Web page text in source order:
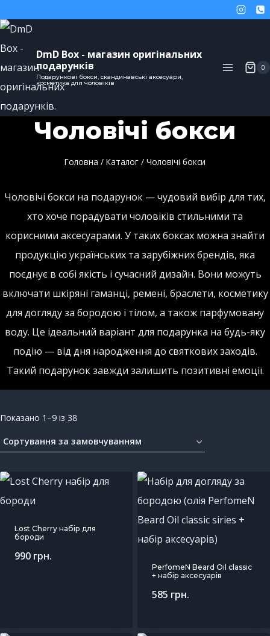
DmD Box - магазин оригінальних
подарунків
Подарункові бокси, скандинавські аксесуари,
косметика для чоловіків
0
Чоловічі бокси
Головна / Каталог / Чоловічі бокси
Чоловічі бокси на подарунок — чудовий вибір для тих,
хто хоче порадувати чоловіків стильними та
корисними аксесуарами. У таких боксах можна знайти
продукцію українських та зарубіжних брендів, яка
поєднує в собі якість і сучасний дизайн. Вони можуть
включати шкіряні гаманці, ремені, браслети, косметику
для догляду за бородою і тілом, а також парфумовану
воду. Це ідеальний варіант для подарунка на будь-яку
подію — від дня народження до святкових заходів.
Такий подарунок завжди залишить позитивні емоції.
Показано 1–9 із 38
Lost Cherry набір для
бороди
990 грн.
PerfomeN Beard Oil classic
+ набір аксесуарів
585 грн.